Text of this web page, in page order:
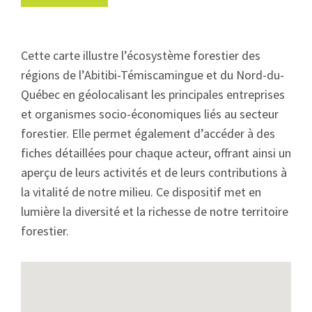
Cette carte illustre l’écosystème forestier des
régions de l’Abitibi-Témiscamingue et du Nord-du-
Québec en géolocalisant les principales entreprises
et organismes socio-économiques liés au secteur
forestier. Elle permet également d’accéder à des
fiches détaillées pour chaque acteur, offrant ainsi un
aperçu de leurs activités et de leurs contributions à
la vitalité de notre milieu. Ce dispositif met en
lumière la diversité et la richesse de notre territoire
forestier.